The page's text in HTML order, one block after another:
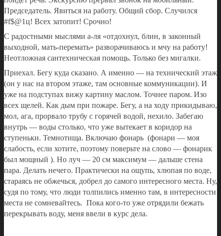
Председатель. Явиться на работу. Общий сбор. Случился
#f$@1ц! Всех затопит! Срочно!
С радостными мыслями а-ля «отдохнул, блин, в законный
выходной, мать-перемать» разворачиваюсь и мчу на работу!
Неотложная сантехническая помощь. Только без мигалки.
Приехал. Бегу куда сказано. А именно — на технический этаж
(он у нас на втором этаже, там основные коммуникации). И
уже на подступах вижу картину маслом. Точнее паром. Изо
всех щелей. Как дым при пожаре. Бегу, а на ходу прикидываю,
мол, ага, прорвало трубу с горячей водой, нехило. Забегаю
внутрь — воды столько, что уже вытекает в коридор на
ступеньки. Темнотища. Включаю фонарь (фонари — моя
слабость, если хотите, поэтому поверьте на слово — фонарик
был мощный ). Но луч — 20 см максимум — дальше стена
пара. Делать нечего. Практически на ощупь, хлюпая по воде,
стараясь не обжечься, добрел до самого интересного места. Ну,
судя по тому, что люди толпились именно там, в интересности
места не сомневайтесь. Пока кого-то уже отрядили бежать
перекрывать воду, меня ввели в курс дела.